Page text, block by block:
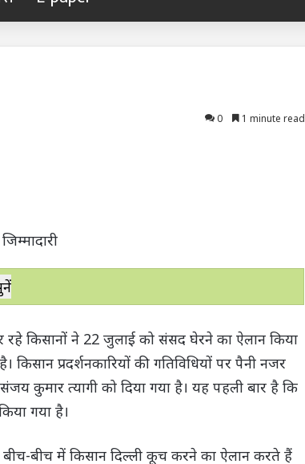
0 1 minute read
रहे किसानों ने 22 जुलाई को संसद घेरने का ऐलान किया
प्रदर्शनकारियों की गतिविधियों पर पैनी नजर
कुमार त्यागी को दिया गया है। यह पहली बार है कि
गया है।
बीच-बीच में किसान दिल्ली कूच करने का ऐलान करते हैं